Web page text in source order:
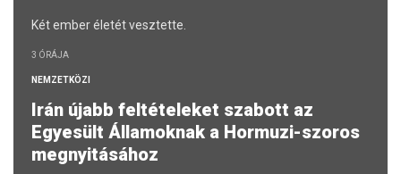
Két ember életét vesztette.
3 ÓRÁJA
NEMZETKÖZI
Irán újabb feltételeket szabott az
Egyesült Államoknak a Hormuzi-szoros
megnyitásához